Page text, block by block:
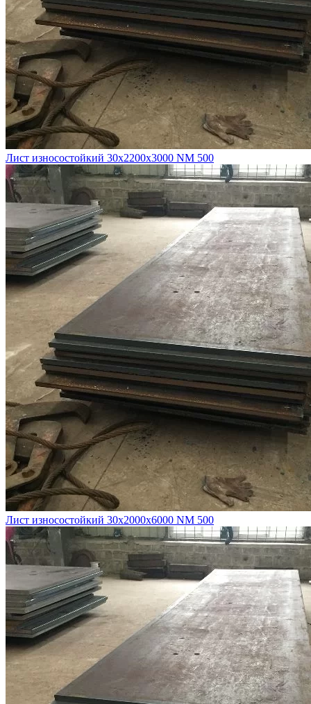
Лист износостойкий 30х2200х3000 NM 500
Лист износостойкий 30х2000х6000 NM 500